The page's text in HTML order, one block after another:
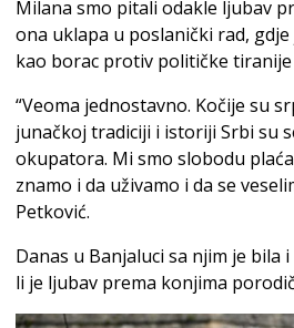
Milana smo pitali odakle ljubav
ona uklapa u poslanički rad,
kao borac protiv političke tiranije
“Veoma jednostavno. Kočije su
junačkoj tradiciji i istoriji Srbi su
okupatora. Mi smo slobodu
znamo i da uživamo i da se
Petković.
Danas u Banjaluci sa njim je bila
li je ljubav prema konjima